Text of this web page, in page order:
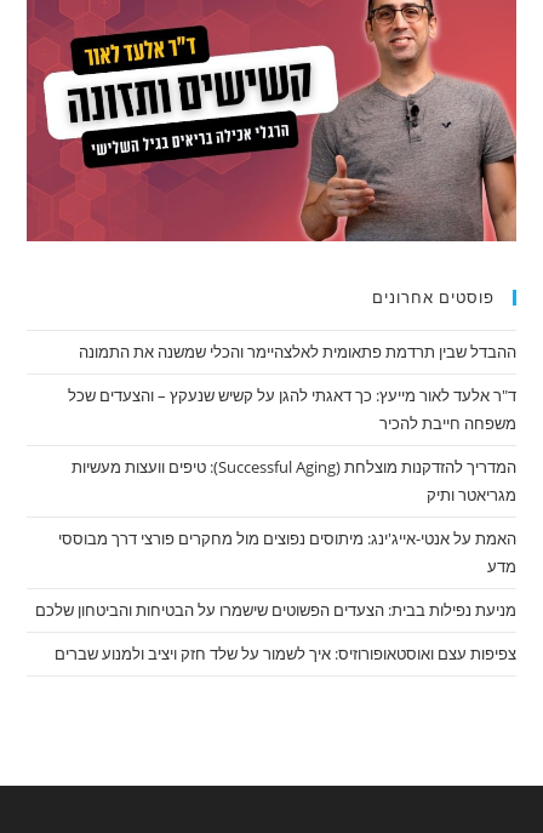
פוסטים אחרונים
ההבדל שבין תרדמת פתאומית לאלצהיימר והכלי שמשנה את התמונה
ד"ר אלעד לאור מייעץ: כך דאגתי להגן על קשיש שנעקץ – והצעדים שכל
משפחה חייבת להכיר
המדריך להזדקנות מוצלחת (Successful Aging): טיפים וועצות מעשיות
מגריאטר ותיק
האמת על אנטי-אייג'ינג: מיתוסים נפוצים מול מחקרים פורצי דרך מבוססי
מדע
מניעת נפילות בבית: הצעדים הפשוטים שישמרו על הבטיחות והביטחון שלכם
צפיפות עצם ואוסטאופורוזיס: איך לשמור על שלד חזק ויציב ולמנוע שברים